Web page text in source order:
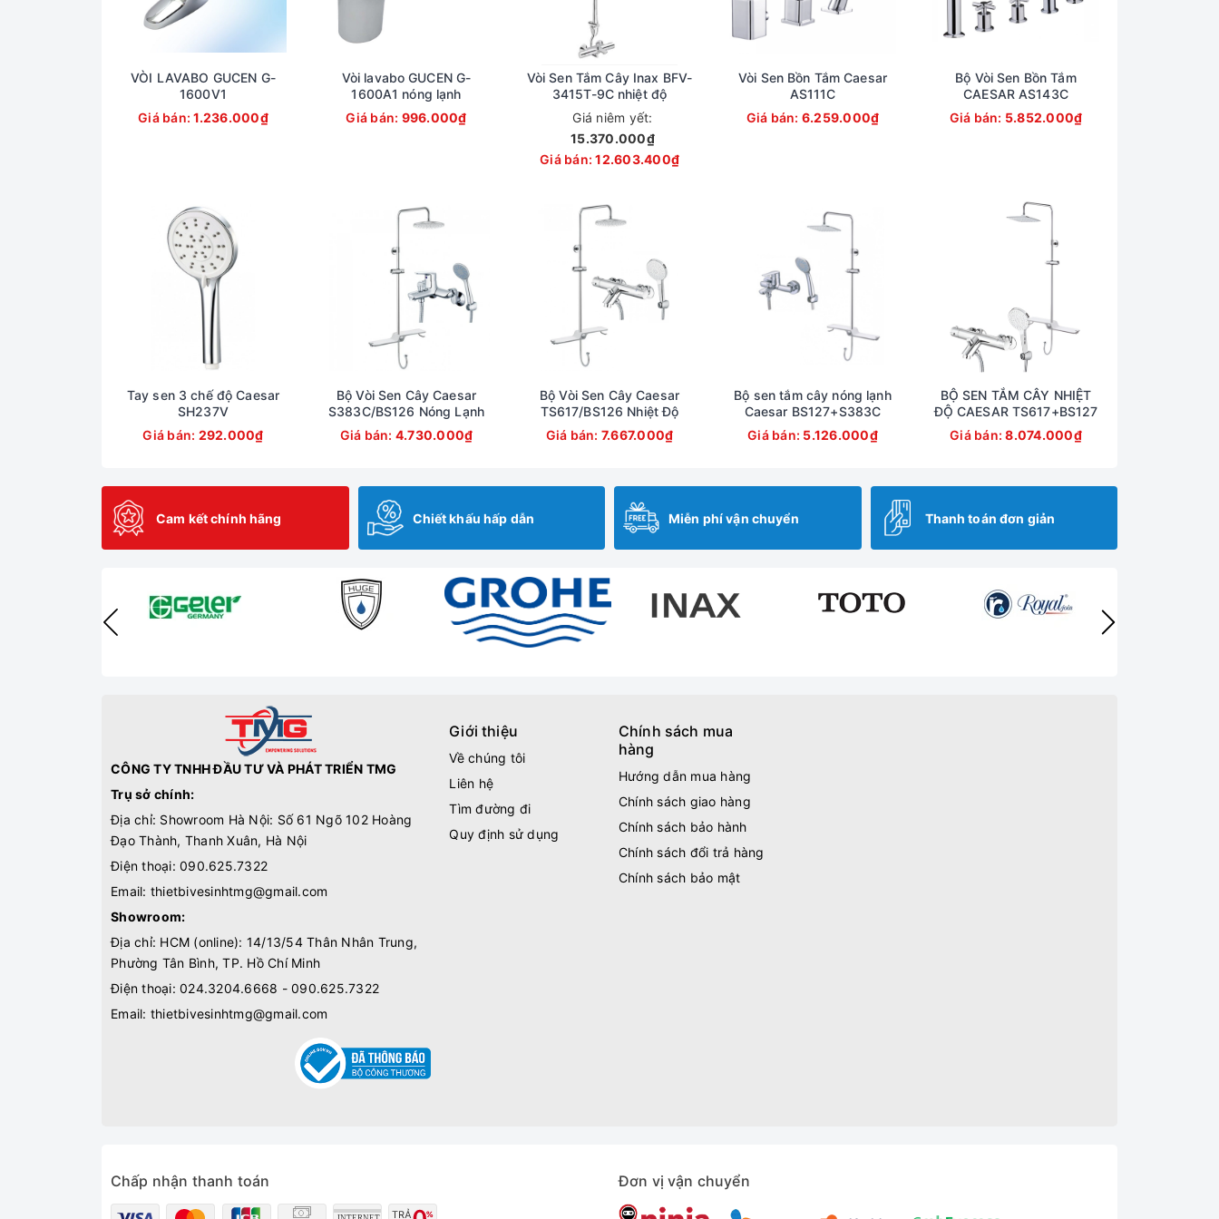
VÒI LAVABO GUCEN G-
1600V1
Giá bán:1.236.000₫
Vòi lavabo GUCEN G-
1600A1 nóng lạnh
Giá bán: 996.000₫
Vòi Sen Tắm Cây Inax BFV-
3415T-9C nhiệt độ
Giá niêm yết:
15.370.000₫
Giá bán:12.603.400₫
Vòi Sen Bồn Tắm Caesar
AS111C
Giá bán: 6.259.000₫
Bộ Vòi Sen Bồn Tắm
CAESAR AS143C
Giá bán: 5.852.000₫
Tay sen 3 chế độ Caesar
SH237V
Giá bán: 292.000₫
Bộ Vòi Sen Cây Caesar
S383C/BS126 Nóng Lạnh
Giá bán: 4.730.000₫
Bộ Vòi Sen Cây Caesar
TS617/BS126 Nhiệt Độ
Giá bán: 7.667.000₫
Bộ sen tắm cây nóng lạnh
Caesar BS127+S383C
Giá bán: 5.126.000₫
BỘ SEN TẮM CÂY NHIỆT
ĐỘ CAESAR TS617+BS127
Giá bán:8.074.000₫
Cam kết chính hãng Chiết khấu hấp dẫn Miễn phí vận chuyển Thanh toán đơn giản
CÔNG TY TNHH ĐẦU TƯ VÀ PHÁT TRIỂN TMG
Trụ sở chính:
Địa chỉ: Showroom Hà Nội: Số 61 Ngõ 102 Hoàng
Đạo Thành, Thanh Xuân, Hà Nội
Điện thoại: 090.625.7322
Email: thietbivesinhtmg@gmail.com
Showroom:
Địa chỉ: HCM (online): 14/13/54 Thân Nhân Trung,
Phường Tân Bình, TP. Hồ Chí Minh
Điện thoại: 024.3204.6668 - 090.625.7322
Email: thietbivesinhtmg@gmail.com
Giới thiệu
Về chúng tôi
Liên hệ
Tìm đường đi
Quy định sử dụng
Chính sách mua
hàng
Hướng dẫn mua hàng
Chính sách giao hàng
Chính sách bảo hành
Chính sách đổi trả hàng
Chính sách bảo mật
Chấp nhận thanh toán Đơn vị vận chuyển